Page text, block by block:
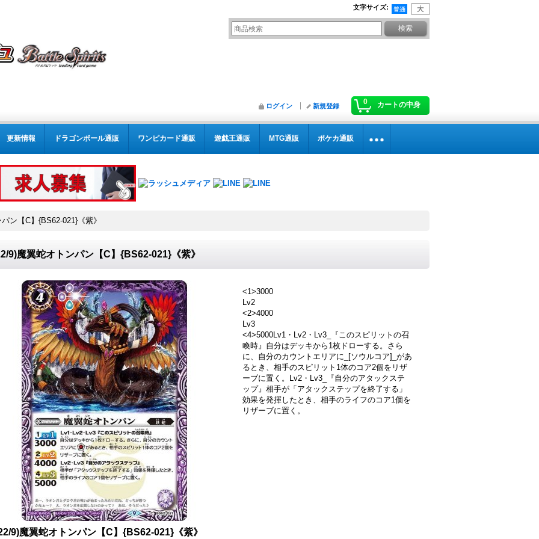
文字サイズ:
0 カートの中身
ログイン 新規登録
更新情報 ドラゴンボール通販 ワンピカード通販 遊戯王通販 MTG通販 ポケカ通販
ン【C】{BS62-021}《紫》
9)魔翼蛇オトンパン【C】{BS62-021}《紫》
<1>3000
Lv2
<2>4000
Lv3
<4>5000Lv1・Lv2・Lv3_『このスピリットの召
喚時』自分はデッキから1枚ドローする。さら
に、自分のカウントエリアに_[ソウルコア]_があ
るとき、相手のスピリット1体のコア2個をリザ
ーブに置く。Lv2・Lv3_『自分のアタックステ
ップ』相手が「アタックステップを終了する」
効果を発揮したとき、相手のライフのコア1個を
リザーブに置く。
9)魔翼蛇オトンパン【C】{BS62-021}《紫》